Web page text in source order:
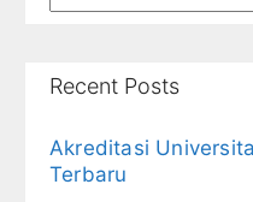
Recent Posts
Akreditasi
Terbaru